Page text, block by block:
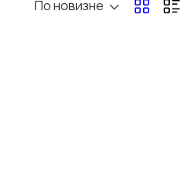
По новизне